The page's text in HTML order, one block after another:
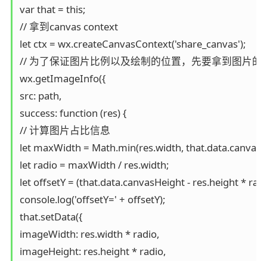
var that = this;
// 拿到canvas context
let ctx = wx.createCanvasContext('share_canvas');
// 为了保证图片比例以及绘制的位置，先要拿到图片的
wx.getImageInfo({
src: path,
success: function (res) {
// 计算图片占比信息
let maxWidth = Math.min(res.width,
let radio = maxWidth / res.width;
let offsetY = (that.data.canvasHeight - res.height *
console.log('offsetY=' + offsetY);
that.setData({
imageWidth: res.width * radio,
imageHeight: res.height * radio,